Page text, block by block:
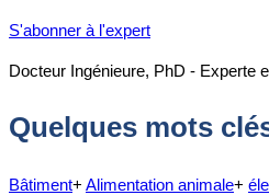
S'abonner à l'expert
Docteur Ingénieure, PhD - Experte
Quelques mots
Bâtiment+ Alimentation animale+